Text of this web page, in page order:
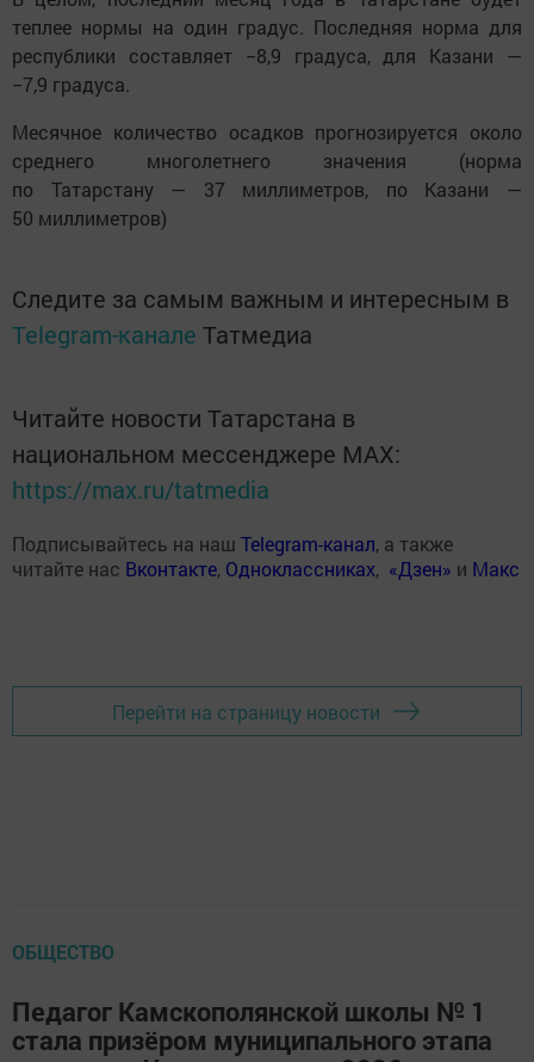
теплее нормы на один градус. Последняя норма для
республики составляет −8,9 градуса, для Казани —
−7,9 градуса.
Месячное количество осадков прогнозируется около
среднего многолетнего значения (норма
по Татарстану — 37 миллиметров, по Казани —
50 миллиметров)
Следите за самым важным и интересным в
Telegram-канале Татмедиа
Читайте новости Татарстана в
национальном мессенджере MАХ:
https://max.ru/tatmedia
Подписывайтесь на наш Telegram-канал, а также
читайте нас Вконтакте, Одноклассниках, «Дзен» и Макс
Перейти на страницу новости
ОБЩЕСТВО
Педагог Камскополянской школы № 1
стала призёром муниципального этапа